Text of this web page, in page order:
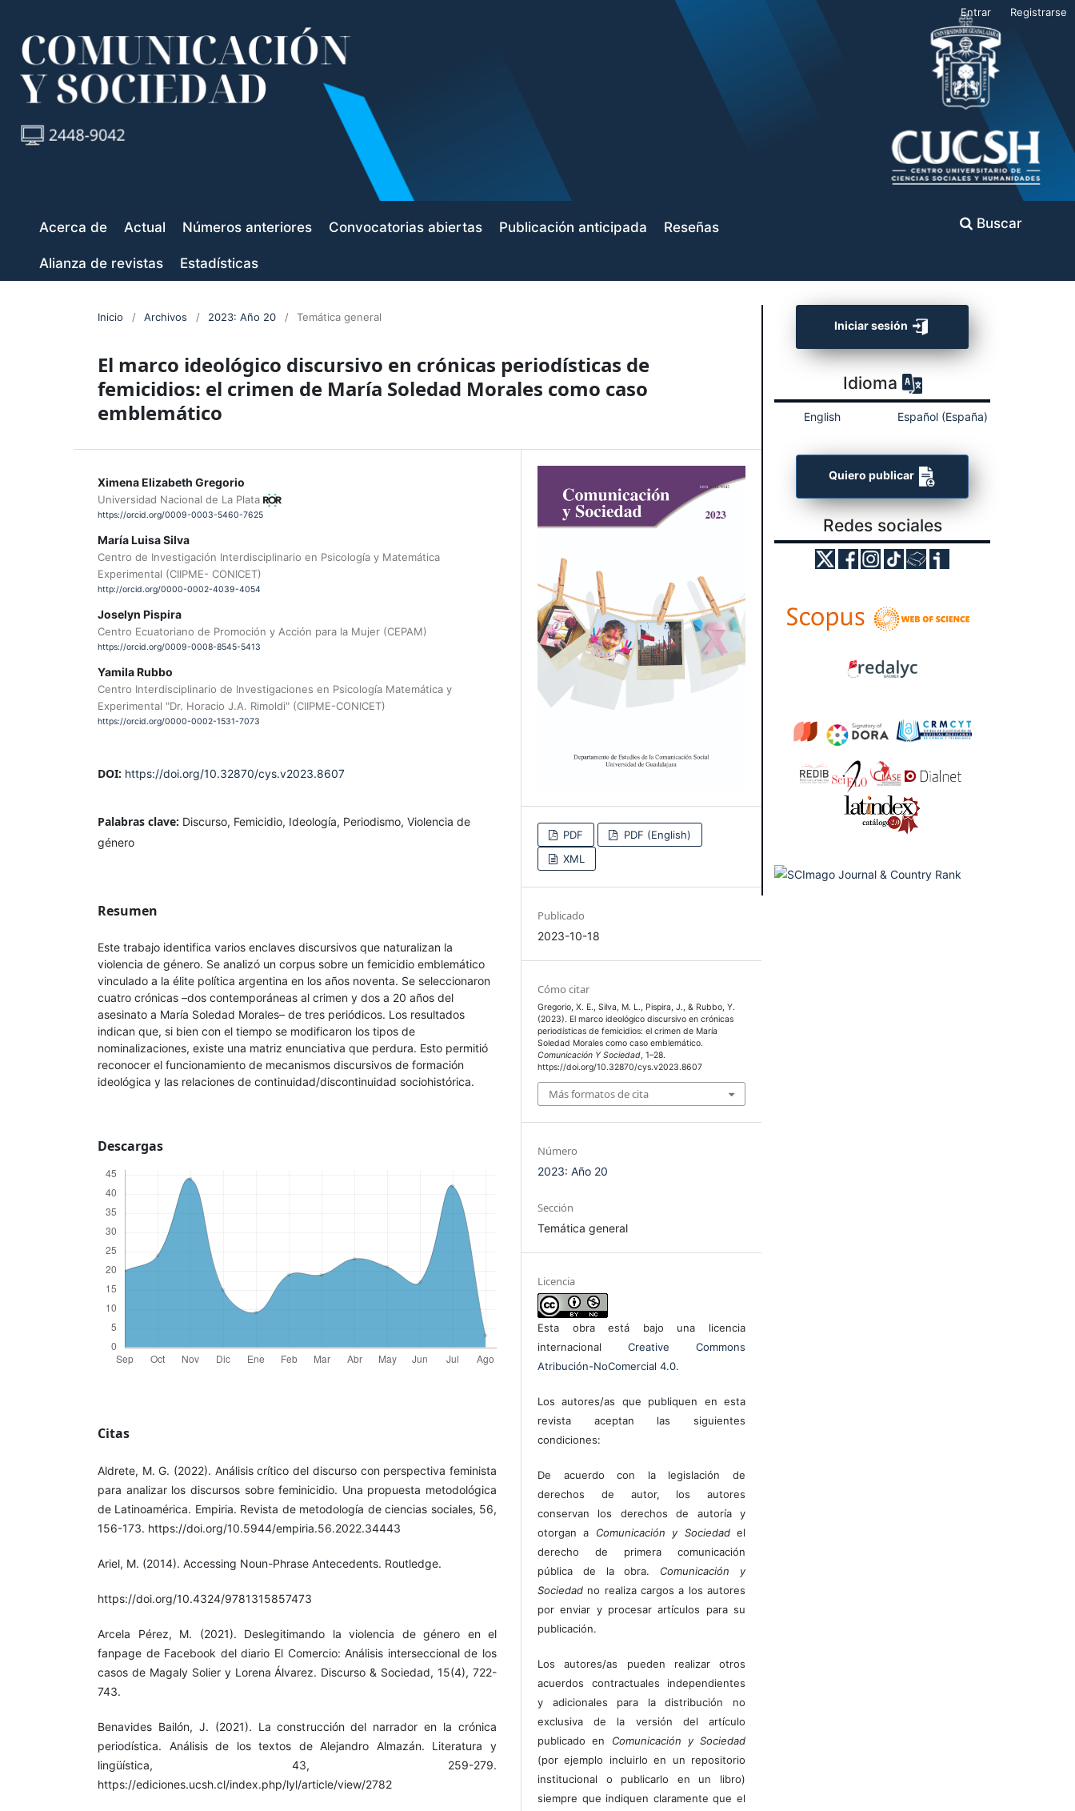
Acerca de Actual Números anteriores Convocatorias abiertas Publicación anticipada Reseñas
Alianza de revistas Estadísticas
Buscar
Entrar Registrarse
Inicio / Archivos / 2023: Año 20 / Temática general
El marco ideológico discursivo en crónicas periodísticas de
femicidios: el crimen de María Soledad Morales como caso
emblemático
Ximena Elizabeth Gregorio
Universidad Nacional de La Plata
https://orcid.org/0009-0003-5460-7625
María Luisa Silva
Centro de Investigación Interdisciplinario en Psicología y Matemática
Experimental (CIIPME- CONICET)
http://orcid.org/0000-0002-4039-4054
Joselyn Pispira
Centro Ecuatoriano de Promoción y Acción para la Mujer (CEPAM)
https://orcid.org/0009-0008-8545-5413
Yamila Rubbo
Centro Interdisciplinario de Investigaciones en Psicología Matemática y
Experimental "Dr. Horacio J.A. Rimoldi" (CIIPME-CONICET)
https://orcid.org/0000-0002-1531-7073
DOI: https://doi.org/10.32870/cys.v2023.8607
Palabras clave: Discurso, Femicidio, Ideología, Periodismo, Violencia de
género
Resumen
Este trabajo identifica varios enclaves discursivos que naturalizan la
violencia de género. Se analizó un corpus sobre un femicidio emblemático
vinculado a la élite política argentina en los años noventa. Se seleccionaron
cuatro crónicas –dos contemporáneas al crimen y dos a 20 años del
asesinato a María Soledad Morales– de tres periódicos. Los resultados
indican que, si bien con el tiempo se modificaron los tipos de
nominalizaciones, existe una matriz enunciativa que perdura. Esto permitió
reconocer el funcionamiento de mecanismos discursivos de formación
ideológica y las relaciones de continuidad/discontinuidad sociohistórica.
Descargas
Citas
Aldrete, M. G. (2022). Análisis crítico del discurso con perspectiva feminista
para analizar los discursos sobre feminicidio. Una propuesta metodológica
de Latinoamérica. Empiria. Revista de metodología de ciencias sociales, 56,
156-173. https://doi.org/10.5944/empiria.56.2022.34443
Ariel, M. (2014). Accessing Noun-Phrase Antecedents. Routledge.
https://doi.org/10.4324/9781315857473
Arcela Pérez, M. (2021). Deslegitimando la violencia de género en el
fanpage de Facebook del diario El Comercio: Análisis interseccional de los
casos de Magaly Solier y Lorena Álvarez. Discurso & Sociedad, 15(4), 722-
743.
Benavides Bailón, J. (2021). La construcción del narrador en la crónica
periodística. Análisis de los textos de Alejandro Almazán. Literatura y
lingüística, 43, 259-279.
https://ediciones.ucsh.cl/index.php/lyl/article/view/2782
PDF
PDF (English)
XML
Publicado
2023-10-18
Cómo citar
Gregorio, X. E., Silva, M. L., Pispira, J., & Rubbo, Y.
(2023). El marco ideológico discursivo en crónicas
periodísticas de femicidios: el crimen de María
Soledad Morales como caso emblemático.
Comunicación Y Sociedad, 1–28.
https://doi.org/10.32870/cys.v2023.8607
Más formatos de cita
Número
2023: Año 20
Sección
Temática general
Licencia
Esta obra está bajo una licencia
internacional Creative Commons
Atribución-NoComercial 4.0.
Los autores/as que publiquen en esta
revista aceptan las siguientes
condiciones:
De acuerdo con la legislación de
derechos de autor, los autores
conservan los derechos de autoría y
otorgan a Comunicación y Sociedadel
derecho de primera comunicación
pública de la obra. Comunicación y
Sociedad no realiza cargos a los autores
por enviar y procesar artículos para su
publicación.
Los autores/as pueden realizar otros
acuerdos contractuales independientes
y adicionales para la distribución no
exclusiva de la versión del artículo
publicado en Comunicación y Sociedad
(por ejemplo incluirlo en un repositorio
institucional o publicarlo en un libro)
siempre que indiquen claramente que el
Iniciar sesión
Idioma
English Español (España)
Quiero publicar
Redes sociales